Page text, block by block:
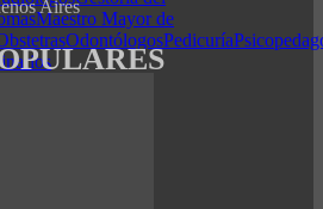
Maestro Mayor de
OdontólogosPedicuría
Aires